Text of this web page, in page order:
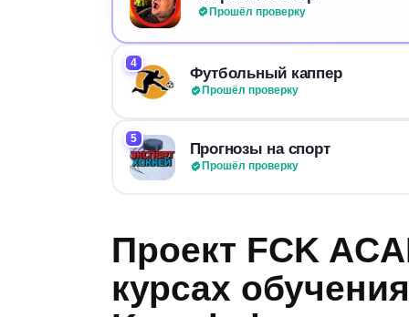
Прошёл проверку
4
Футбольный каппер
Прошёл проверку
5
Прогнозы на спорт
Прошёл проверку
Проект FCK
курсах